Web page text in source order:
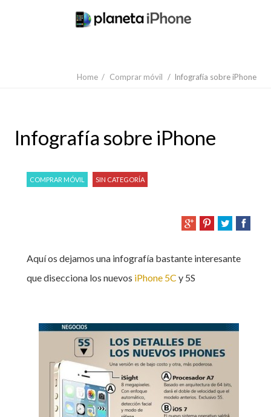
Home / Comprar móvil / Infografía sobre iPhone
Infografía sobre iPhone
COMPRAR MÓVIL SIN CATEGORÍA
Aquí os dejamos una infografía bastante interesante
que disecciona los nuevos iPhone 5C y 5S